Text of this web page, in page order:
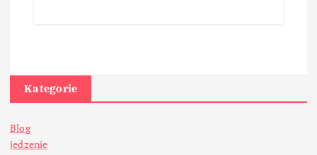
Kategorie
Blog
jedzenie